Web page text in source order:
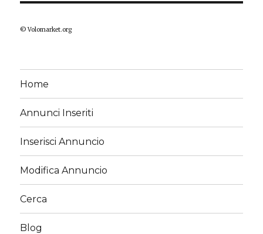
© Volomarket.org
Home
Annunci Inseriti
Inserisci Annuncio
Modifica Annuncio
Cerca
Blog